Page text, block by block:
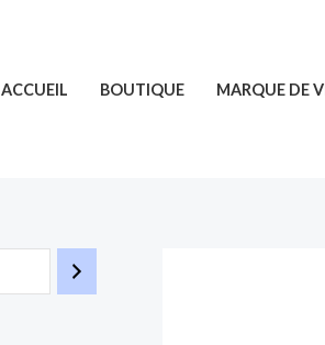
ACCUEIL BOUTIQUE MARQUE DE